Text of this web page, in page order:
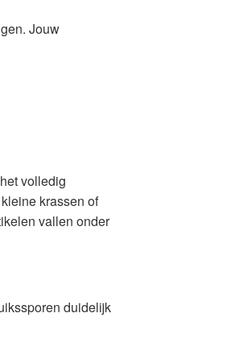
Jouw
volledig
krassen of
vallen onder
duidelijk